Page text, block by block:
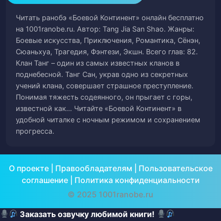
3)
46
Глава 21. Дикий Огненный Феникс (часть
4)
Глава 22. Четырехглазый Филин Флендер
(часть 1)
48
Глава 22. Четырехглазый Филин Флендер
(часть 2)
Глава 22. Четырехглазый Филин Флендер
50
Глава 22. Четырехглазый Филин Флендер
(часть 4)
51
Глава 22. Четырехглазый Филин Флендер
Читать ранобэ «Боевой Континент» онлайн бесплатно
на 1001ranobe.ru. Автор: Tang Jia San Shao. Жанры:
Боевые искусства, Приключения, Романтика, Сёнэн,
Сюаньхуа, Трагедия, Фэнтези, Экшн. Всего глав: 82.
Клан Танг – один из самых известных кланов в
поднебесной. Танг Сан, украв одно из секретных
учений клана, совершает страшное преступление.
Понимая тяжесть содеянного, он прыгает с горы,
известной как… Читайте «Боевой Континент» в
удобной читалке с ночным режимом и сохранением
прогресса.
О проекте| Правообладателям
Пользовательское
соглашение| Политика конфиденциальности
© 2025 1001ranobe.ru
Заказать озвучку любимой книги!